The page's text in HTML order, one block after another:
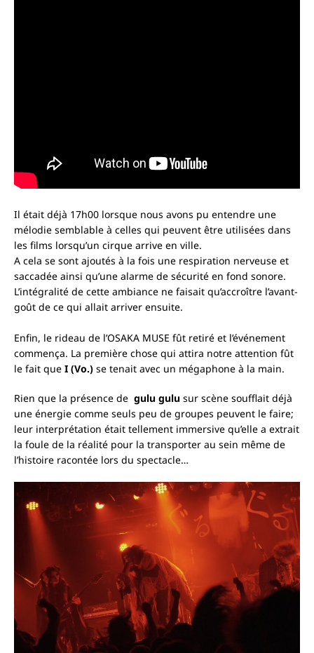
Il était déjà 17h00 lorsque nous avons pu entendre une
mélodie semblable à celles qui peuvent être utilisées dans
les films lorsqu’un cirque arrive en ville.
A cela se sont ajoutés à la fois une respiration nerveuse et
saccadée ainsi qu’une alarme de sécurité en fond sonore.
L’intégralité de cette ambiance ne faisait qu’accroître l’avant-
goût de ce qui allait arriver ensuite.
Enfin, le rideau de l’OSAKA MUSE fût retiré et l’événement
commença. La première chose qui attira notre attention fût
le fait que I (Vo.) se tenait avec un mégaphone à la main.
Rien que la présence de gulu gulu sur scène soufflait déjà
une énergie comme seuls peu de groupes peuvent le faire;
leur interprétation était tellement immersive qu’elle a extrait
la foule de la réalité pour la transporter au sein même de
l’histoire racontée lors du spectacle…